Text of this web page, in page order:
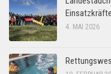
4. MAI 2026